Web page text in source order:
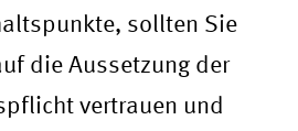
sollten Sie
die Aussetzung der
vertrauen und